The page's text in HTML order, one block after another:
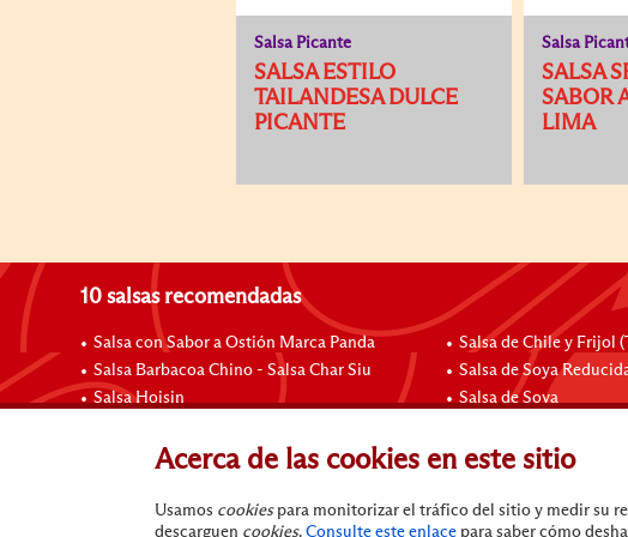
Salsa Picante
SALSA ESTILO
TAILANDESA DULCE
PICANTE
Salsa
SALSA
SABOR
LIMA
10 salsas recomendadas
Salsa con Sabor a Ostión Marca Panda
Salsa Barbacoa Chino - Salsa Char Siu
Salsa Hoisin
Salsa de Frijoles Negros con Ajo
Salsa de Chile y Frijol
Salsa de Soya
Salsa de Soya
Salsa de Soya Oscura
Acerca de las cookies en este sitio
Usamos cookiespara monitorizar el tráfico del sitio y medir su
descarguen cookies.Consulte este enlace para saber cómo